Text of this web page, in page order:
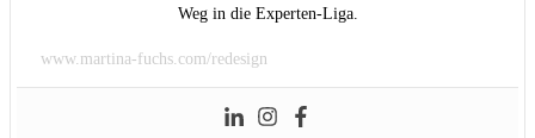
Weg in die Experten-Liga.
www.martina-fuchs.com/redesign